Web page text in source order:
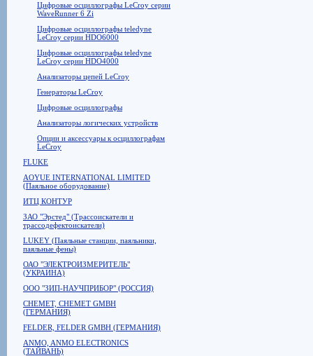
Цифровые осциллографы LeCroy серии
WaveRunner 6 Zi
Цифровые осциллографы teledyne
LeCroy серии HDO6000
Цифровые осциллографы teledyne
LeCroy серии HDO4000
Анализаторы цепей LeCroy
Генераторы LeCroy
Цифровые осциллографы
Анализаторы логических устройств
Опции и аксессуары к осциллографам
LeCroy
FLUKE
AOYUE INTERNATIONAL LIMITED
(Паяльное оборудование)
ИТЦ КОНТУР
ЗАО "Эрстед" (Трассоискатели и
трассодефектоискатели)
LUKEY (Паяльные станции, паяльники,
паяльные фены)
ОАО "ЭЛЕКТРОИЗМЕРИТЕЛЬ"
(УКРАИНА)
ООО "ЗИП-НАУЧПРИБОР" (РОССИЯ)
CHEMET, CHEMET GMBH
(ГЕРМАНИЯ)
FELDER, FELDER GMBH (ГЕРМАНИЯ)
ANMO, ANMO ELECTRONICS
(ТАЙВАНЬ)